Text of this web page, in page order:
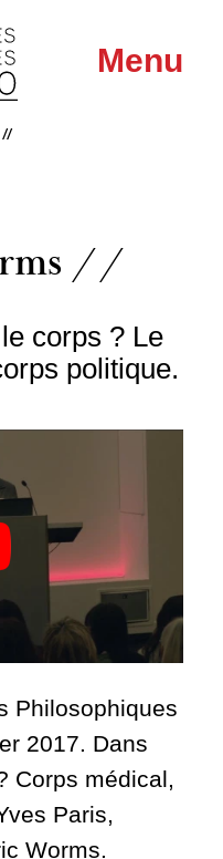
Menu
//
//
corps ? Le
politique.
Philosophiques
2017. Dans
Corps médical,
Paris,
Worms.